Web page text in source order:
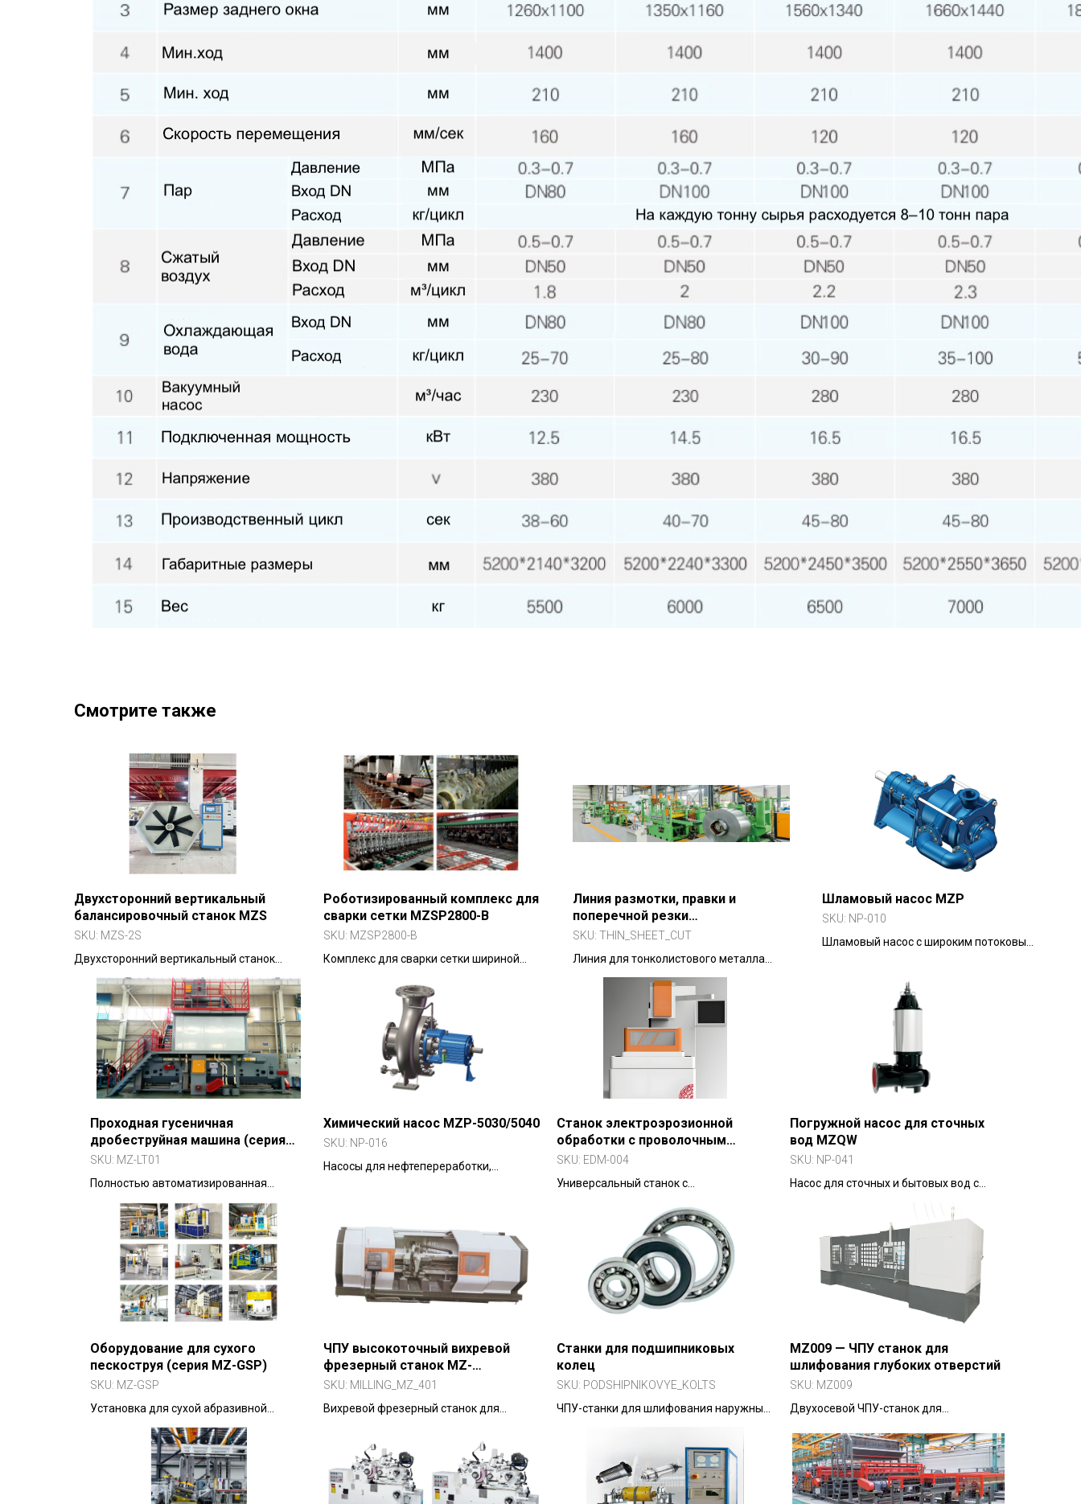
Смотрите также
Двухсторонний вертикальный
балансировочный станок MZS
SKU: MZS-2S
Двухсторонний вертикальный станок
для точной балансировки
автомобильных колес и других
вращающихся деталей.
Роботизированный комплекс для
сварки сетки MZSP2800-B
SKU: MZSP2800-B
Комплекс для сварки сетки шириной
Линия размотки, правки и
поперечной резки
тонколистового металла
SKU: THIN_SHEET_CUT
Линия для тонколистового металла
толщиной 0.3-3 мм с точностью резки
Шламовый насос MZP
SKU: NP-010
Шламовый насос с широким потоковым
Проходная гусеничная
дробеструйная машина (серия
MZ-LT01)
SKU: MZ-LT01
Полностью автоматизированная
установка для непрерывной обработки
крупных и средних деталей в литейном
и кузнечном производстве.
Химический насос MZP-5030/5040
SKU: NP-016
Насосы для нефтепереработки,
Станок электроэрозионной
обработки с проволочным
электродом (среднескоростная
SKU: EDM-004
Универсальный станок с
скорость при черновой и низкая — при
чистовой обработке. Точность ±0,01 мм.
Погружной насос для сточных
вод MZQW
SKU: NP-041
Насос для сточных и бытовых вод с
Оборудование для сухого
пескоструя (серия MZ-GSP)
SKU: MZ-GSP
Установка для сухой абразивной
обработки с гибкой регулировкой
параметров.
ЧПУ высокоточный вихревой
фрезерный станок MZ-
401/402/404
SKU: MILLING_MZ_401
Вихревой фрезерный станок для
Станки для подшипниковых
колец
SKU: PODSHIPNIKOVYE_KOLTS
ЧПУ-станки для шлифования наружных
MZ009 — ЧПУ станок для
шлифования глубоких отверстий
SKU: MZ009
Двухосевой ЧПУ-станок для
отверстий в валах и корпусных деталях.